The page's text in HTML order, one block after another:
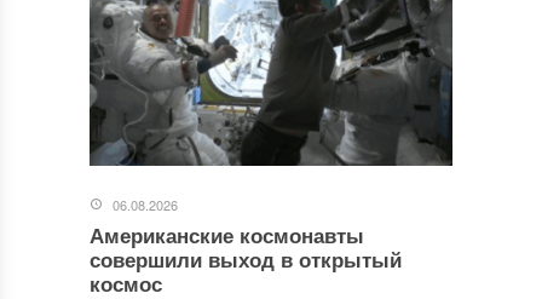
06.08.2026
Американские космонавты
совершили выход в открытый
космос